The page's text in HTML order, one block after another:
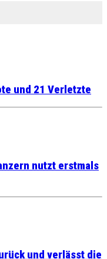
und 21 Verletzte
nutzt erstmals
und verlässt die